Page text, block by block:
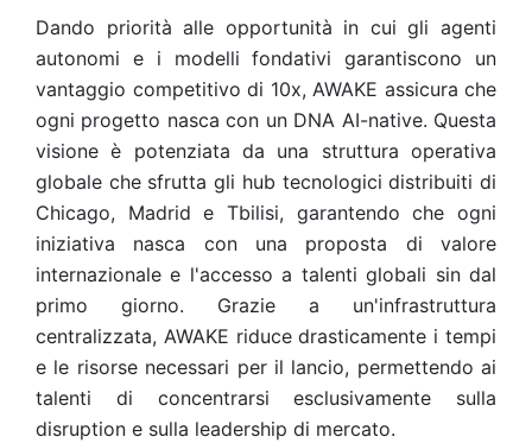
Dando priorità alle opportunità in cui gli agenti
autonomi e i modelli fondativi garantiscono un
vantaggio competitivo di 10x, AWAKE assicura che
ogni progetto nasca con un DNA AI-native. Questa
visione è potenziata da una struttura operativa
globale che sfrutta gli hub tecnologici distribuiti di
Chicago, Madrid e Tbilisi, garantendo che ogni
iniziativa nasca con una proposta di valore
internazionale e l'accesso a talenti globali sin dal
primo giorno. Grazie a un'infrastruttura
centralizzata, AWAKE riduce drasticamente i tempi
e le risorse necessari per il lancio, permettendo ai
talenti di concentrarsi esclusivamente sulla
disruption e sulla leadership di mercato.